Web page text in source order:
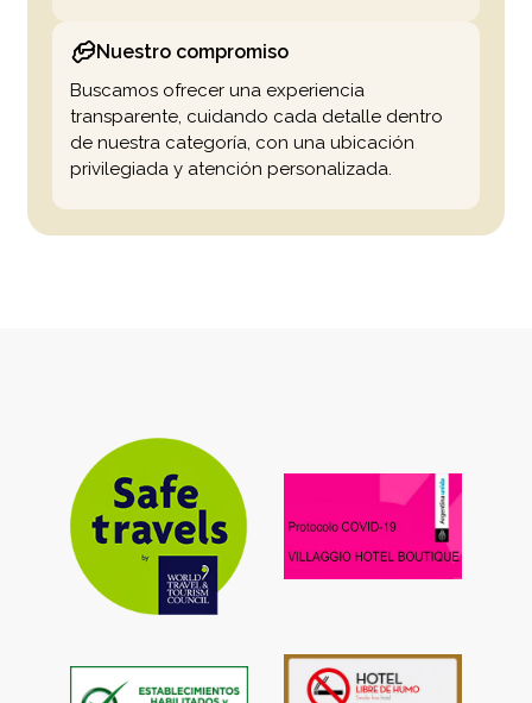
Nuestro compromiso
Buscamos ofrecer una experiencia
transparente, cuidando cada detalle dentro
de nuestra categoría, con una ubicación
privilegiada y atención personalizada.